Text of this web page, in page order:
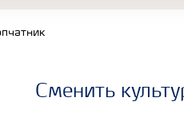
Сменить